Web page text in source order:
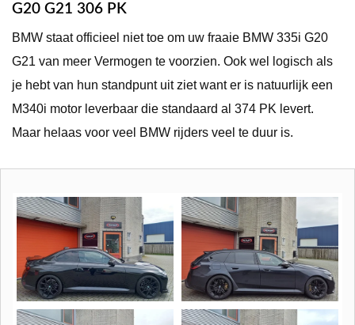
G20 G21 306 PK
BMW staat officieel niet toe om uw fraaie BMW 335i G20
G21 van meer Vermogen te voorzien. Ook wel logisch als
je hebt van hun standpunt uit ziet want er is natuurlijk een
M340i motor leverbaar die standaard al 374 PK levert.
Maar helaas voor veel BMW rijders veel te duur is.